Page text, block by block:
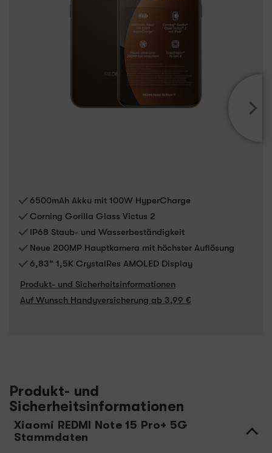
6500mAh Akku mit 100W HyperCharge
Corning Gorilla Glass Victus 2
IP68 Staub- und Wasserbeständigkeit
Neue 200MP Hauptkamera mit höchster Auflösung
6,83" 1,5K CrystalRes AMOLED Display
Produkt- und Sicherheitsinformationen
Auf Wunsch Handyversicherung ab 3,99 €
Produkt- und
Sicherheitsinformationen
Xiaomi REDMI Note 15 Pro+ 5G
Stammdaten